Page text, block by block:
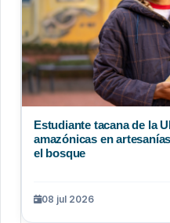
Estudiante tacana de la
amazónicas en
el bosque
08 jul 2026